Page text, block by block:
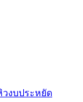
วงบประหยัด